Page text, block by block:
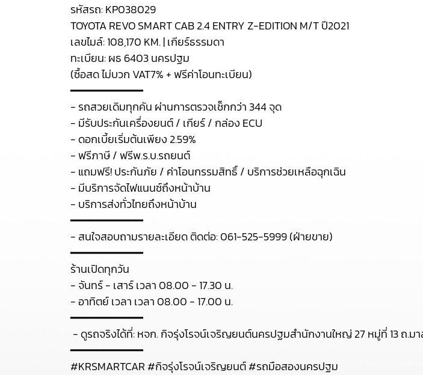
รหัสรถ: KP038029
TOYOTA REVO SMART CAB 2.4 ENTRY Z-EDITION M/T ปี2021
เลขไมล์: 108,170 KM. | เกียร์ธรรมดา
ทะเบียน: ผธ 6403 นครปฐม
(ซื้อสด ไม่บวก VAT7% + ฟรีค่าโอนทะเบียน)
━━━━━━━━━━━
- รถสวยเดิมทุกคัน ผ่านการตรวจเช็กกว่า 344 จุด
- มีรับประกันเครื่องยนต์ / เกียร์ / กล่อง ECU
- ดอกเบี้ยเริ่มต้นเพียง 2.59%
- ฟรีภาษี / ฟรีพ.ร.บ.รถยนต์
- แถมฟรี! ประกันภัย / ค่าโอนกรรมสิทธิ์ / บริการช่วยเหลือฉุกเฉิน
- มีบริการจัดไฟแนนซ์ถึงหน้าบ้าน
- บริการส่งทั่วไทยถึงหน้าบ้าน
━━━━━━━━━━━
- สนใจสอบถามรายละเอียด ติดต่อ: 061-525-5999 (ฝ่ายขาย)
━━━━━━━━━━━
ร้านเปิดทุกวัน
- จันทร์ - เสาร์ เวลา 08.00 - 17.30 น.
- อาทิตย์ เวลา เวลา 08.00 - 17.00 น.
━━━━━━━━━━━
- ดูรถจริงได้ที่: หจก. กิจรุ่งโรจน์เจริญยนต์นครปฐมสำนักงานใหญ่ 27 หมู่ที่ 13 ถ.
━━━━━━━━━━━
#KRSMARTCAR #กิจรุ่งโรจน์เจริญยนต์ #รถมือสองนครปฐม